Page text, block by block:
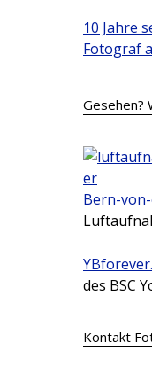
10 Jahre
Fotograf
Gesehen?
Bern-
des BSC
Kontakt